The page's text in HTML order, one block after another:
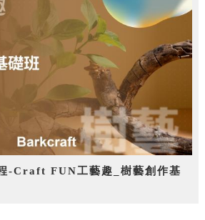
-Craft FUN工藝趣_樹藝創作基